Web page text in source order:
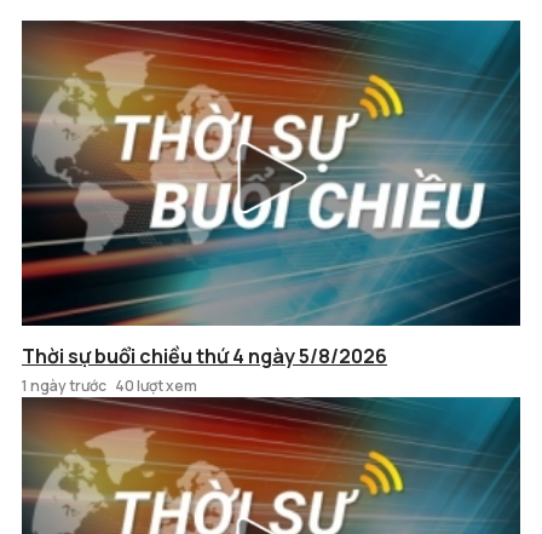
Thời sự buổi chiều thứ 4 ngày 5/8/2026
1 ngày trước 40 lượt xem